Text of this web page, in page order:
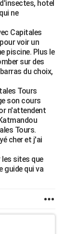
hotel
ne
Capitales
voir un
piscine. Plus le
sur des
du choix,
Tours
son cours
n'attendent
Tours.
cher et j'ai
sites que
guide qui va